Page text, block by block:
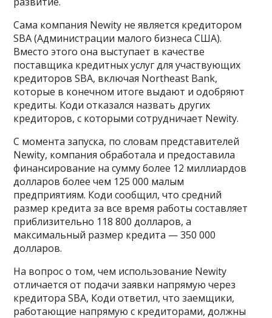
Сама компания Newity не является кредитором
SBA (Администрации малого бизнеса США).
Вместо этого она выступает в качестве
поставщика кредитных услуг для участвующих
кредиторов SBA, включая Northeast Bank,
которые в конечном итоге выдают и одобряют
кредиты. Коди отказался назвать других
кредиторов, с которыми сотрудничает Newity.
С момента запуска, по словам представителей
Newity, компания обработала и предоставила
финансирование на сумму более 12 миллиардов
долларов более чем 125 000 малым
предприятиям. Коди сообщил, что средний
размер кредита за все время работы составляет
приблизительно 118 800 долларов, а
максимальный размер кредита — 350 000
долларов.
На вопрос о том, чем использование Newity
отличается от подачи заявки напрямую через
кредитора SBA, Коди ответил, что заемщики,
работающие напрямую с кредиторами, должны